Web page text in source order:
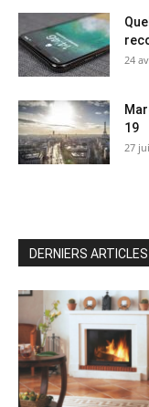
24
19
27
DERNIERS ARTICLES